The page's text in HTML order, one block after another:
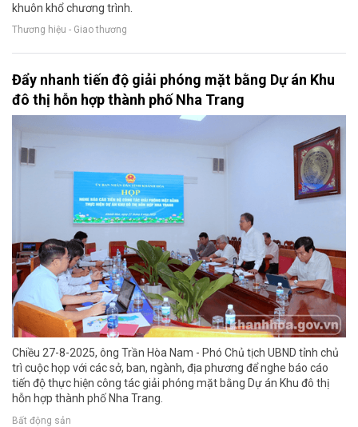
khuôn khổ chương trình.
Thương hiệu - Giao thương
Đẩy nhanh tiến độ giải phóng mặt bằng Dự án Khu
đô thị hỗn hợp thành phố Nha Trang
Chiều 27-8-2025, ông Trần Hòa Nam - Phó Chủ tịch UBND tỉnh chủ
trì cuộc họp với các sở, ban, ngành, địa phương để nghe báo cáo
tiến độ thực hiện công tác giải phóng mặt bằng Dự án Khu đô thị
hỗn hợp thành phố Nha Trang.
Bất động sản